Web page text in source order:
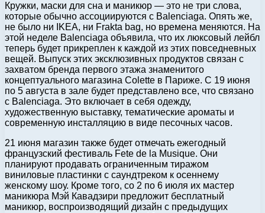
Кружки, маски для сна и маникюр — это не три слова,
которые обычно ассоциируются с Balenciaga. Опять же,
не было ни IKEA, ни Frakta bag, но времена меняются. На
этой неделе Balenciaga объявила, что их люксовый лейбл
теперь будет прикреплен к каждой из этих повседневных
вещей. Выпуск этих эксклюзивных продуктов связан с
захватом бренда первого этажа знаменитого
концептуального магазина Colette в Париже. С 19 июня
по 5 августа в зале будет представлено все, что связано
с Balenciaga. Это включает в себя одежду,
художественную выставку, тематические ароматы и
современную инсталляцию в виде песочных часов.
21 июня магазин также будет отмечать ежегодный
французский фестиваль Fete de la Musique. Они
планируют продавать ограниченным тиражом
виниловые пластинки с саундтреком к осеннему
женскому шоу. Кроме того, со 2 по 6 июля их мастер
маникюра Мэй Кавадзири предложит бесплатный
маникюр, воспроизводящий дизайн с предыдущих